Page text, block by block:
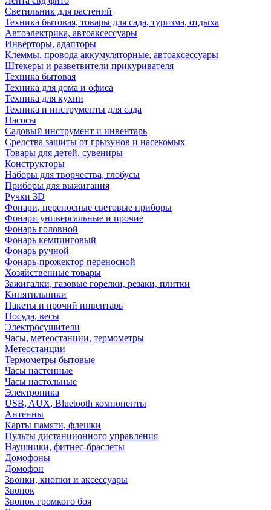
Светильник для растений
Техника бытовая, товары для сада, туризма, отдыха
Автоэлектрика, автоаксессуары
Инверторы, адапторы
Клеммы, провода аккумуляторные, автоаксессуары
Штекеры и разветвители прикуривателя
Техника бытовая
Техника для дома и офиса
Техника для кухни
Техника и инструменты для сада
Насосы
Садовый инструмент и инвентарь
Средства защиты от грызунов и насекомых
Товары для детей, сувениры
Конструкторы
Наборы для творчества, глобусы
Приборы для выжигания
Ручки 3D
Фонари, переносные световые приборы
Фонари универсальные и прочие
Фонарь головной
Фонарь кемпинговый
Фонарь ручной
Фонарь-прожектор переносной
Хозяйственные товары
Зажигалки, газовые горелки, резаки, плитки
Кипятильники
Пакеты и прочий инвентарь
Посуда, весы
Электросушители
Часы, метеостанции, термометры
Метеостанции
Термометры бытовые
Часы настенные
Часы настольные
Электроника
USB, AUX, Bluetooth компоненты
Антенны
Карты памяти, флешки
Пульты дистанционного управления
Наушники, фитнес-браслеты
Домофоны
Домофон
Звонки, кнопки и аксессуары
Звонок
Звонок громкого боя